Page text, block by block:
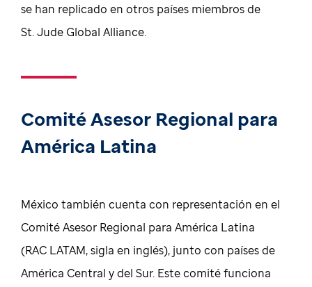
se han replicado en otros países miembros de
St. Jude Global Alliance.
Comité Asesor Regional para
América Latina
México también cuenta con representación en el
Comité Asesor Regional para América Latina
(RAC LATAM, sigla en inglés), junto con países de
América Central y del Sur. Este comité funciona